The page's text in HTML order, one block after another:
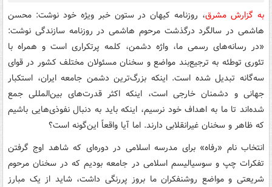
به گزارش مشرق، روزنامه کیهان در ستون خبر ویژه خود نوشت: محسن‌
هاشمی‌ در سالگرد درگذشت مرحوم ‌هاشمی در روزنامه سازندگی نوشت:
«در رسانه‌های رسمی ما، واژه دشمن، کلمه پرتکراری است و همراه با
تئوری توطئه به ترجیع‌بند مواضع و سخنان مسئولان مختلف کشور در قوای
سه‌گانه تبدیل شده است. اینکه بزرگ‌ترین دشمن جامعه ایران، استکبار
جهانی و دشمنان خارجی است، اینکه اکثر قدرت‌های بین‌المللی جمع
شده‌اند تا ما به اهداف خود نرسیم، اینکه باید به دنبال نفوذی‌هایی باشیم
که ظاهر و سخنان غیرانقلابی دارند. اما آیا واقعاً این‌گونه است؟
انتخاب نام «رفاه» برای مدرسه اسلامی در دوره‌ای که شاهد اوج گرفتن
تفکرات چپ و سوسیالیسم اسلامی در جامعه بودیم که در سخنان مرحوم
شریعتی و مواضع روشنفکران ما بروز پررنگی داشت، شاید از یک مبارز